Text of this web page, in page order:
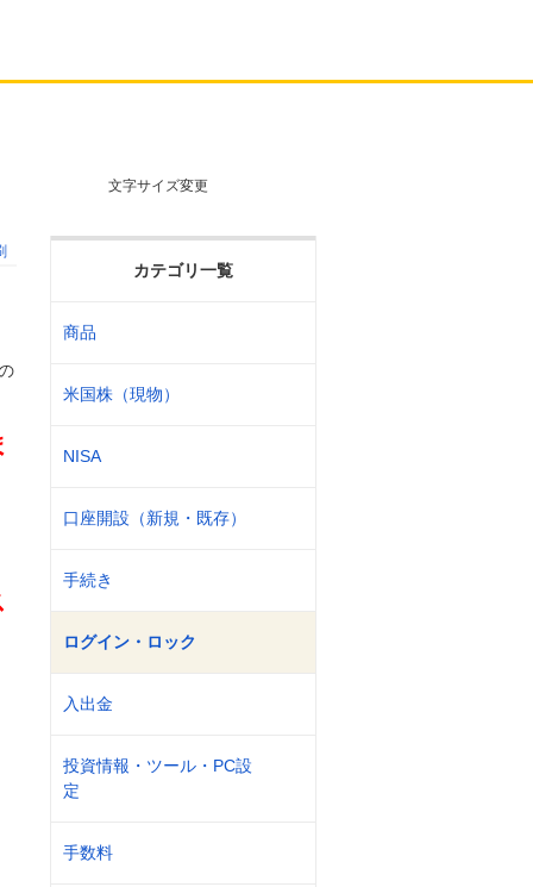
文字サイズ変更
カテゴリ一覧
商品
米国株（現物）
NISA
口座開設（新規・既存）
手続き
ログイン・ロック
入出金
投資情報・ツール・PC設
定
手数料